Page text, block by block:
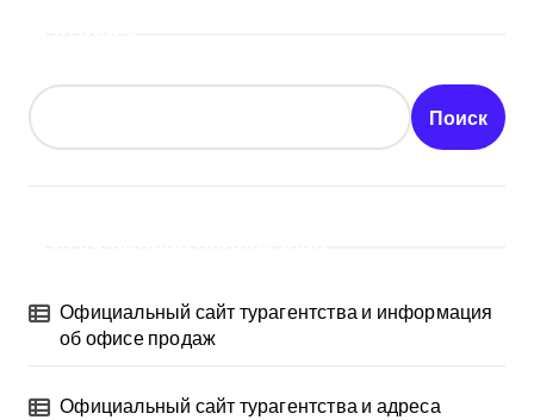
Поиск
Официальный сайт турагентства и информация
об офисе продаж
Официальный сайт турагентства и адреса